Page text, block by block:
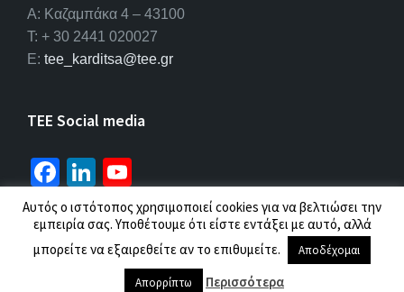
Α: Καζαμπάκα 4 – 43100
T: + 30 2441 020027
E: tee_karditsa@tee.gr
TEE Social media
Fa
ce
b
o
Li
n
ke
dI
u
T
u
© 2026 ΤΕΕ |Πολιτική προσωπικών δεδομένων
Αυτός ο ιστότοπος χρησιμοποιεί cookies για να βελτιώσει την
εμπειρία σας. Υποθέτουμε ότι είστε εντάξει με αυτό, αλλά
μπορείτε να εξαιρεθείτε αν το επιθυμείτε.
Αποδέχομαι
Απορρίπτω Περισσότερα